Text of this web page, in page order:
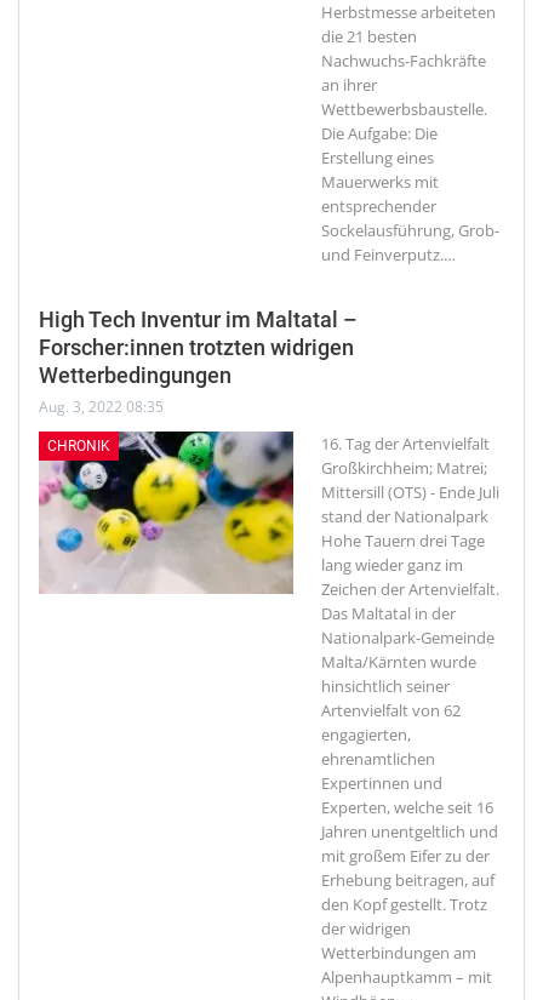
Herbstmesse arbeiteten
die 21 besten
Nachwuchs-Fachkräfte
an ihrer
Wettbewerbsbaustelle.
Die Aufgabe: Die
Erstellung eines
Mauerwerks mit
entsprechender
Sockelausführung, Grob-
und Feinverputz.…
High Tech Inventur im Maltatal –
Forscher:innen trotzten widrigen
Wetterbedingungen
Aug. 3, 2022 08:35
CHRONIK
16. Tag der Artenvielfalt
Großkirchheim; Matrei;
Mittersill (OTS) - Ende Juli
stand der Nationalpark
Hohe Tauern drei Tage
lang wieder ganz im
Zeichen der Artenvielfalt.
Das Maltatal in der
Nationalpark-Gemeinde
Malta/Kärnten wurde
hinsichtlich seiner
Artenvielfalt von 62
engagierten,
ehrenamtlichen
Expertinnen und
Experten, welche seit 16
Jahren unentgeltlich und
mit großem Eifer zu der
Erhebung beitragen, auf
den Kopf gestellt. Trotz
der widrigen
Wetterbindungen am
Alpenhauptkamm – mit